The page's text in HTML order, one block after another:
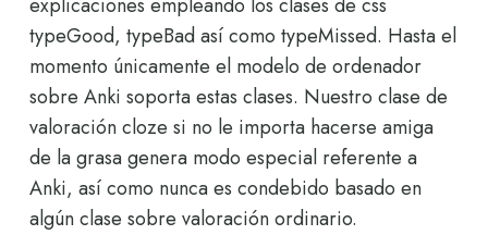
typeGood, typeBad así­ como typeMissed. Hasta el
momento únicamente el modelo de ordenador
sobre Anki soporta estas clases. Nuestro clase de
valoración cloze si no le importa hacerse amiga
de la grasa genera modo especial referente a
Anki, así­ como nunca es condebido basado en
algún clase sobre valoración ordinario.